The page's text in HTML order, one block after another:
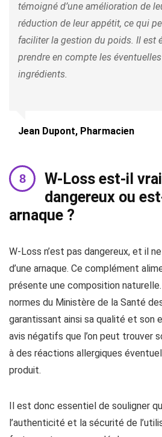
témoigné d’une amélioration de
réduction de leur appétit, ce qui
faciliter la gestion du poids. Il est
prendre en compte les
ingrédients.
Jean Dupont, Pharmacien
W-Loss est-il
dangereux ou
arnaque ?
W-Loss n’est pas dangereux, et il
d’une arnaque. Ce complément
présente une composition
normes du Ministère de la Santé
garantissant ainsi sa qualité et son
avis négatifs que l’on peut trouver
à des réactions allergiques
produit.
Il est donc essentiel de souligner
l’authenticité et la sécurité de